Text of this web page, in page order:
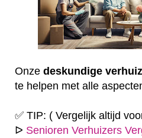
Onze deskundige
te helpen met alle
✅ TIP: ( Vergelijk altijd
ᐅ Senioren Verhuizers